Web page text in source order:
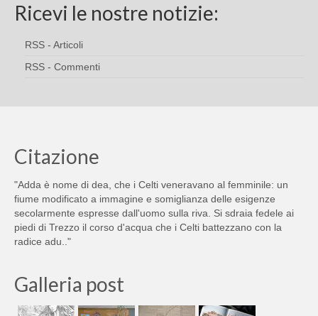
Ricevi le nostre notizie:
RSS - Articoli
RSS - Commenti
Citazione
"Adda è nome di dea, che i Celti veneravano al femminile: un
fiume modificato a immagine e somiglianza delle esigenze
secolarmente espresse dall'uomo sulla riva. Si sdraia fedele ai
piedi di Trezzo il corso d'acqua che i Celti battezzano con la
radice adu.."
Galleria post